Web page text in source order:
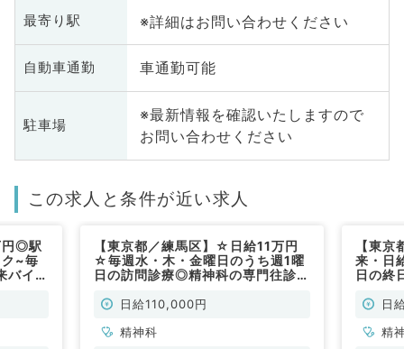
最寄り駅 ※詳細はお問い合わせください
自動車通勤 車通勤可能
駐車場
※最新情報を確認いたしますので
お問い合わせください
この求人と条件が近い求人
円◎駅
~毎
バイト
【東京都／練馬区】☆日給11万円
☆毎週水・木・金曜日のうち週1曜
日の訪問診療◎精神科の専門往診で
／非常勤）
日給110,000円
精神科
【東
来・日
日の終
日
精